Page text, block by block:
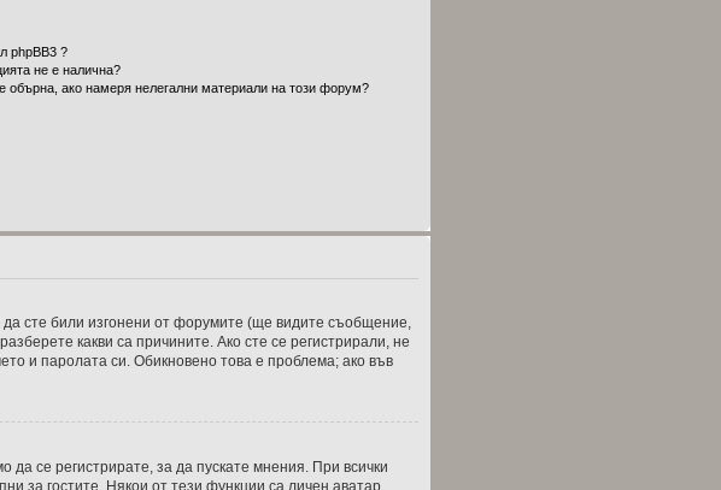
phpBB3 ?
не е налична?
обърна, ако намеря нелегални материали на този форум?
да сте били изгонени от форумите (ще видите съобщение,
какви са причините. Ако сте се регистрирали, не
и паролата си. Обикновено това е проблема; ако във
се регистрирате, за да пускате мнения. При всички
за гостите. Някои от тези функции са личен аватар,